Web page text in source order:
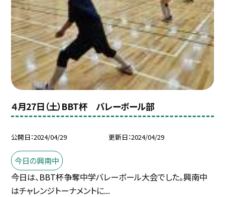
４月27日（土）BBT杯 バレーボール部
公開日 2024/04/29 更新日 2024/04/29
今日の興南中
今日は、BBT杯争奪中学バレーボール大会でした。興南中
はチャレンジトーナメントに...